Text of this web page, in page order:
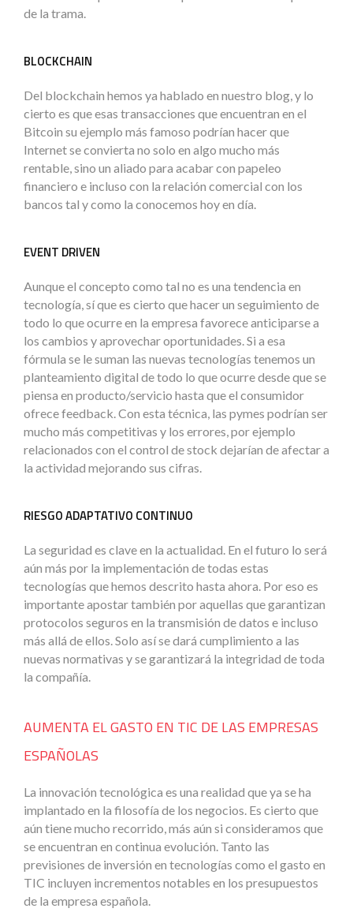
de la trama.
BLOCKCHAIN
Del blockchain hemos ya hablado en nuestro blog, y lo
cierto es que esas transacciones que encuentran en el
Bitcoin su ejemplo más famoso podrían hacer que
Internet se convierta no solo en algo mucho más
rentable, sino un aliado para acabar con papeleo
financiero e incluso con la relación comercial con los
bancos tal y como la conocemos hoy en día.
EVENT DRIVEN
Aunque el concepto como tal no es una tendencia en
tecnología, sí que es cierto que hacer un seguimiento de
todo lo que ocurre en la empresa favorece anticiparse a
los cambios y aprovechar oportunidades. Si a esa
fórmula se le suman las nuevas tecnologías tenemos un
planteamiento digital de todo lo que ocurre desde que se
piensa en producto/servicio hasta que el consumidor
ofrece feedback. Con esta técnica, las pymes podrían ser
mucho más competitivas y los errores, por ejemplo
relacionados con el control de stock dejarían de afectar a
la actividad mejorando sus cifras.
RIESGO ADAPTATIVO CONTINUO
La seguridad es clave en la actualidad. En el futuro lo será
aún más por la implementación de todas estas
tecnologías que hemos descrito hasta ahora. Por eso es
importante apostar también por aquellas que garantizan
protocolos seguros en la transmisión de datos e incluso
más allá de ellos. Solo así se dará cumplimiento a las
nuevas normativas y se garantizará la integridad de toda
la compañía.
AUMENTA EL GASTO EN TIC DE LAS EMPRESAS
ESPAÑOLAS
La innovación tecnológica es una realidad que ya se ha
implantado en la filosofía de los negocios. Es cierto que
aún tiene mucho recorrido, más aún si consideramos que
se encuentran en continua evolución. Tanto las
previsiones de inversión en tecnologías como el gasto en
TIC incluyen incrementos notables en los presupuestos
de la empresa española.